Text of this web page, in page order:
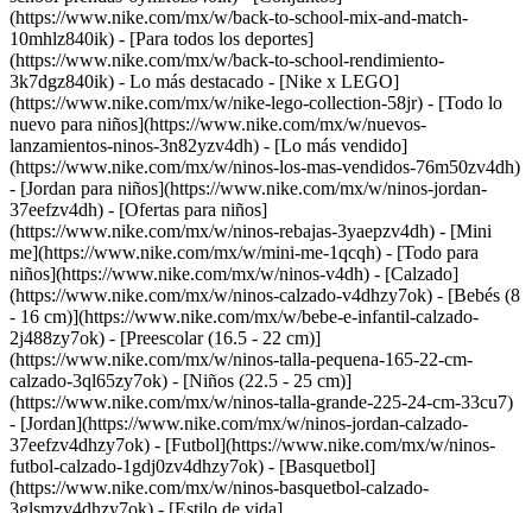
(https://www.nike.com/mx/w/back-to-school-mix-and-match-
10mhlz840ik) - [Para todos los deportes]
(https://www.nike.com/mx/w/back-to-school-rendimiento-
3k7dgz840ik) - Lo más destacado - [Nike x LEGO]
(https://www.nike.com/mx/w/nike-lego-collection-58jr) - [Todo lo
nuevo para niños](https://www.nike.com/mx/w/nuevos-
lanzamientos-ninos-3n82yzv4dh) - [Lo más vendido]
(https://www.nike.com/mx/w/ninos-los-mas-vendidos-76m50zv4dh)
- [Jordan para niños](https://www.nike.com/mx/w/ninos-jordan-
37eefzv4dh) - [Ofertas para niños]
(https://www.nike.com/mx/w/ninos-rebajas-3yaepzv4dh) - [Mini
me](https://www.nike.com/mx/w/mini-me-1qcqh) - [Todo para
niños](https://www.nike.com/mx/w/ninos-v4dh) - [Calzado]
(https://www.nike.com/mx/w/ninos-calzado-v4dhzy7ok) - [Bebés (8
- 16 cm)](https://www.nike.com/mx/w/bebe-e-infantil-calzado-
2j488zy7ok) - [Preescolar (16.5 - 22 cm)]
(https://www.nike.com/mx/w/ninos-talla-pequena-165-22-cm-
calzado-3ql65zy7ok) - [Niños (22.5 - 25 cm)]
(https://www.nike.com/mx/w/ninos-talla-grande-225-24-cm-33cu7)
- [Jordan](https://www.nike.com/mx/w/ninos-jordan-calzado-
37eefzv4dhzy7ok) - [Futbol](https://www.nike.com/mx/w/ninos-
futbol-calzado-1gdj0zv4dhzy7ok) - [Basquetbol]
(https://www.nike.com/mx/w/ninos-basquetbol-calzado-
3glsmzv4dhzy7ok) - [Estilo de vida]